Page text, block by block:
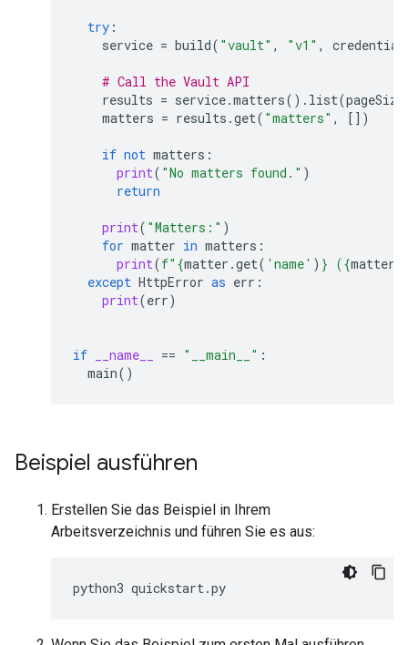
try :
service = build( "vault" , "v1" ,
# Call the Vault API
results = service.matters() . list(pageSize
matters = results .get( "matters" , [])
if not matters :
print( "No matters found." )
return
print( "Matters:" )
for matter in matters :
print(f" {matter .get( 'name' ) } ({matter
except HttpError as err :
print(err)
if __name__ == "__main__" :
main()
Beispiel ausführen
Erstellen Sie das Beispiel in Ihrem
Arbeitsverzeichnis und führen Sie es aus:
python3 quickstart.py